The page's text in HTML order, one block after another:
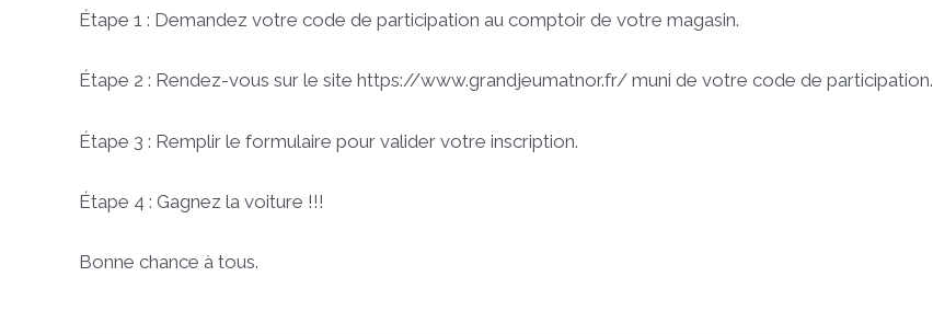
Étape 1 : Demandez votre code de participation au comptoir de votre magasin.
Étape 2 : Rendez-vous sur le site https://www.grandjeumatnor.fr/ muni de votre code de participation.
Étape 3 : Remplir le formulaire pour valider votre inscription.
Étape 4 : Gagnez la voiture !!!
Bonne chance à tous.